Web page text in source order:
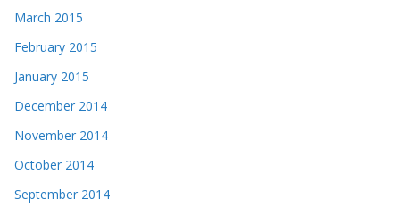
March 2015
February 2015
January 2015
December 2014
November 2014
October 2014
September 2014